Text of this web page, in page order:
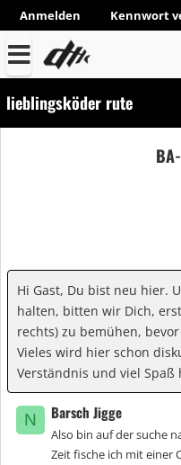
Anmelden Kennwort
lieblingsköder rute
Hi Gast, Du bist neu hier.
halten, bitten wir Dich,
rechts) zu bemühen,
Vieles wird hier schon
Verständnis und viel Spaß
N Barsch Jigge
Also bin auf der suche
Zeit fische ich mit einer